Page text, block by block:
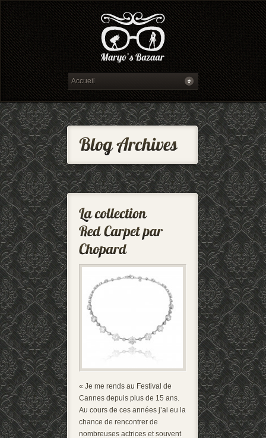
« Je me rends au Festival de
Cannes depuis plus de 15 ans.
Au cours de ces années j’ai eu la
chance de rencontrer de
nombreuses actrices et souvent